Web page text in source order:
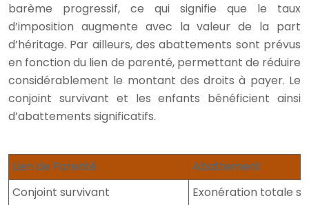
barème progressif, ce qui signifie que le taux
d’imposition augmente avec la valeur de la part
d’héritage. Par ailleurs, des abattements sont prévus
en fonction du lien de parenté, permettant de réduire
considérablement le montant des droits à payer. Le
conjoint survivant et les enfants bénéficient ainsi
d’abattements significatifs.
Lien de Parenté
Abattement
Conjoint survivant
Exonération totale